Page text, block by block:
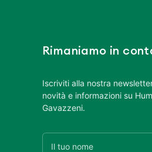
Rimaniamo in
Iscriviti alla nostra
novità e informazioni su
Gavazzeni.